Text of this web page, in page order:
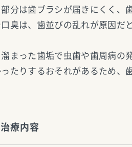
分は歯ブラシが届きにくく、
臭は、歯並びの乱れが原因だ
まった歯垢で虫歯や歯周病の
たりするおそれがあるため、
療内容